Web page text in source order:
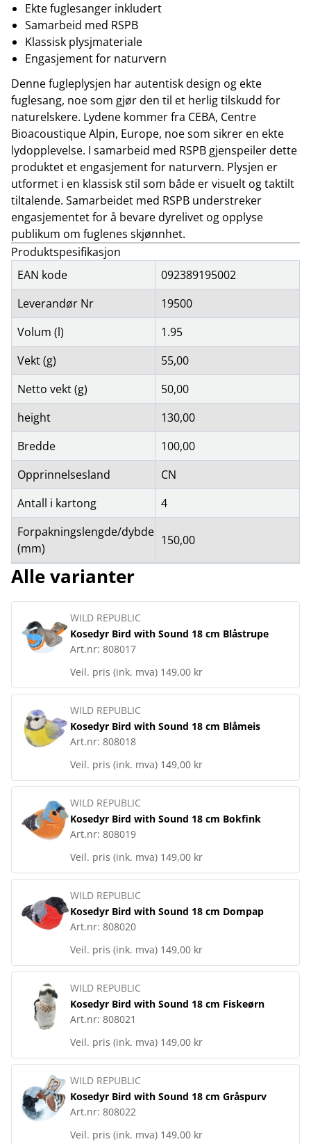
Ekte fuglesanger inkludert
Samarbeid med RSPB
Klassisk plysjmateriale
Engasjement for naturvern
Denne fugleplysjen har autentisk design og ekte
fuglesang, noe som gjør den til et herlig tilskudd for
naturelskere. Lydene kommer fra CEBA, Centre
Bioacoustique Alpin, Europe, noe som sikrer en ekte
lydopplevelse. I samarbeid med RSPB gjenspeiler dette
produktet et engasjement for naturvern. Plysjen er
utformet i en klassisk stil som både er visuelt og taktilt
tiltalende. Samarbeidet med RSPB understreker
engasjementet for å bevare dyrelivet og opplyse
publikum om fuglenes skjønnhet.
Produktspesifikasjon
EAN kode
092389195002
Leverandør Nr
19500
Volum (l)
1.95
Vekt (g)
55,00
Netto vekt (g)
50,00
height
130,00
Bredde
100,00
Opprinnelsesland
CN
Antall i kartong
4
Forpakningslengde/dybde
(mm)
150,00
Alle varianter
WILD REPUBLIC
Kosedyr Bird with Sound 18 cm Blåstrupe
Art.nr: 808017
Veil. pris (ink. mva) 149,00 kr
WILD REPUBLIC
Kosedyr Bird with Sound 18 cm Blåmeis
Art.nr: 808018
Veil. pris (ink. mva) 149,00 kr
WILD REPUBLIC
Kosedyr Bird with Sound 18 cm Bokfink
Art.nr: 808019
Veil. pris (ink. mva) 149,00 kr
WILD REPUBLIC
Kosedyr Bird with Sound 18 cm Dompap
Art.nr: 808020
Veil. pris (ink. mva) 149,00 kr
WILD REPUBLIC
Kosedyr Bird with Sound 18 cm Fiskeørn
Art.nr: 808021
Veil. pris (ink. mva) 149,00 kr
WILD REPUBLIC
Kosedyr Bird with Sound 18 cm Gråspurv
Art.nr: 808022
Veil. pris (ink. mva) 149,00 kr